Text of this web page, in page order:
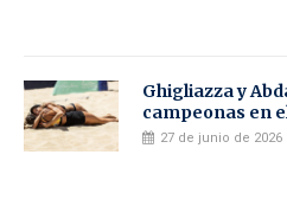
Ghigliazza y
campeonas en
27 de junio de 2026